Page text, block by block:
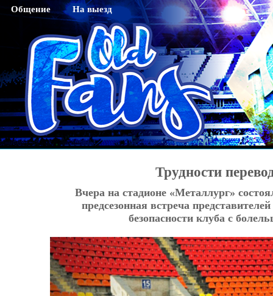
Общение
Гостевая
Регистрация
Активация кода sms
Смена пароля
Редактирование профайла
На выезд
Саратов
Тихвин
Новосибирск
Махачкала
Нижний Новгород
Оренбург
Томск
Ярославль
Калининград
Астрахань
Трудности
Вчера на стадионе «Металлург»
предсезонная встреча
безопасности клуба с